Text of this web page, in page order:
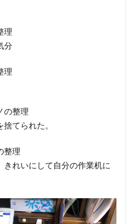
理
分
理
の整理
てられた。
整理
れいにして自分の作業机に